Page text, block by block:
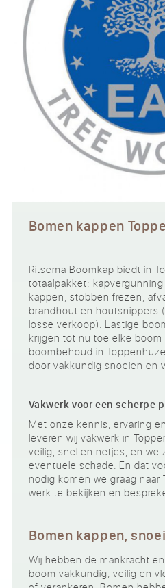
Bomen kappen
Ritsema Boomkap biedt in
totaalpakket:
kappen, stobben frezen,
brandhout en houtsnippers
losse verkoop). Lastige
krijgen tot nu toe elke boom
boombehoud in
door vakkundig snoeien en
Vakwerk voor een scherpe
Met onze kennis, ervaring
leveren wij vakwerk in
veilig, snel en netjes, en we
eventuele schade. En dat
nodig komen we graag
werk te bekijken en
Bomen kappen,
Wij hebben de mankracht
boom vakkundig, veilig en